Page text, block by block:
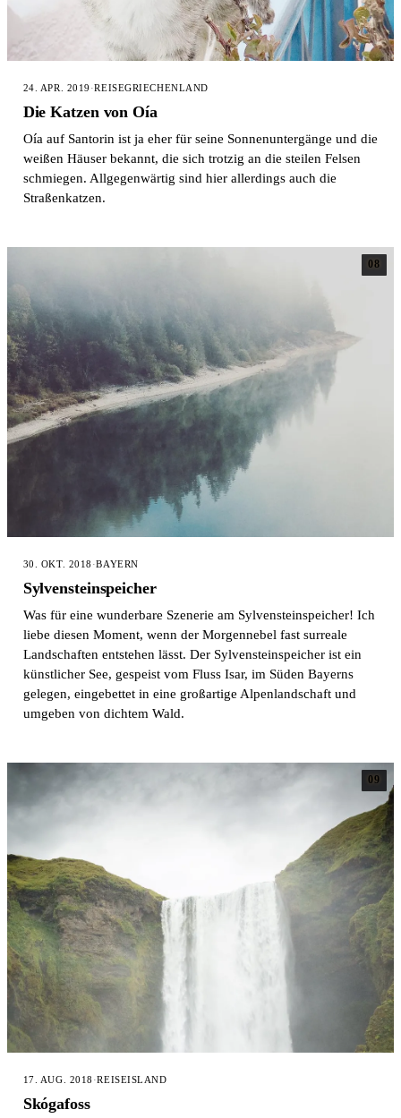
24. APR. 2019 ·REISEGRIECHENLAND
Die Katzen von Oía
Oía auf Santorin ist ja eher für seine Sonnenuntergänge und die
weißen Häuser bekannt, die sich trotzig an die steilen Felsen
schmiegen. Allgegenwärtig sind hier allerdings auch die
Straßenkatzen.
08
30. OKT. 2018 ·BAYERN
Sylvensteinspeicher
Was für eine wunderbare Szenerie am Sylvensteinspeicher! Ich
liebe diesen Moment, wenn der Morgennebel fast surreale
Landschaften entstehen lässt. Der Sylvensteinspeicher ist ein
künstlicher See, gespeist vom Fluss Isar, im Süden Bayerns
gelegen, eingebettet in eine großartige Alpenlandschaft und
umgeben von dichtem Wald.
09
17. AUG. 2018 ·REISEISLAND
Skógafoss